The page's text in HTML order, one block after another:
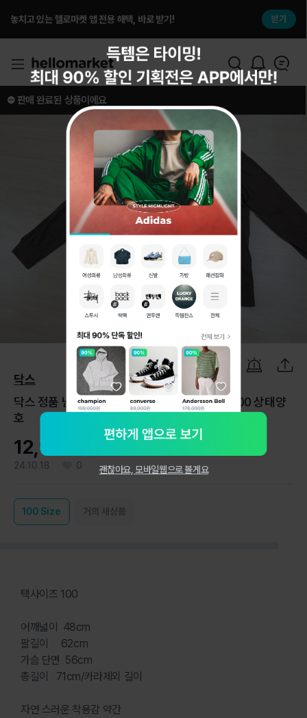
놓치고 있는 헬로마켓 앱 전용 해택, 바로 받기! 받기
1 / 6
⛔️ 판매 완료된 상품이에요
닥스
닥스 정품 남성티셔츠 긴팔티셔츠 스판 사이즈 100 상태양
호
12,900원
24.10.18 0
100 Size 거의 새상품
택사이즈 100
어깨넓이 48cm
팔길이 62cm
가슴 단면 56cm
총길이 71cm/카라제외 길이
자연 스러운 착용감 약간
괜찮아요, 모바일웹으로 볼게요